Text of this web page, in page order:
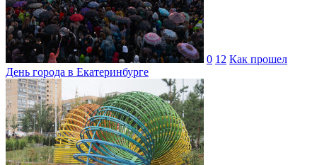
0 12 Как прошел
День города в Екатеринбурге